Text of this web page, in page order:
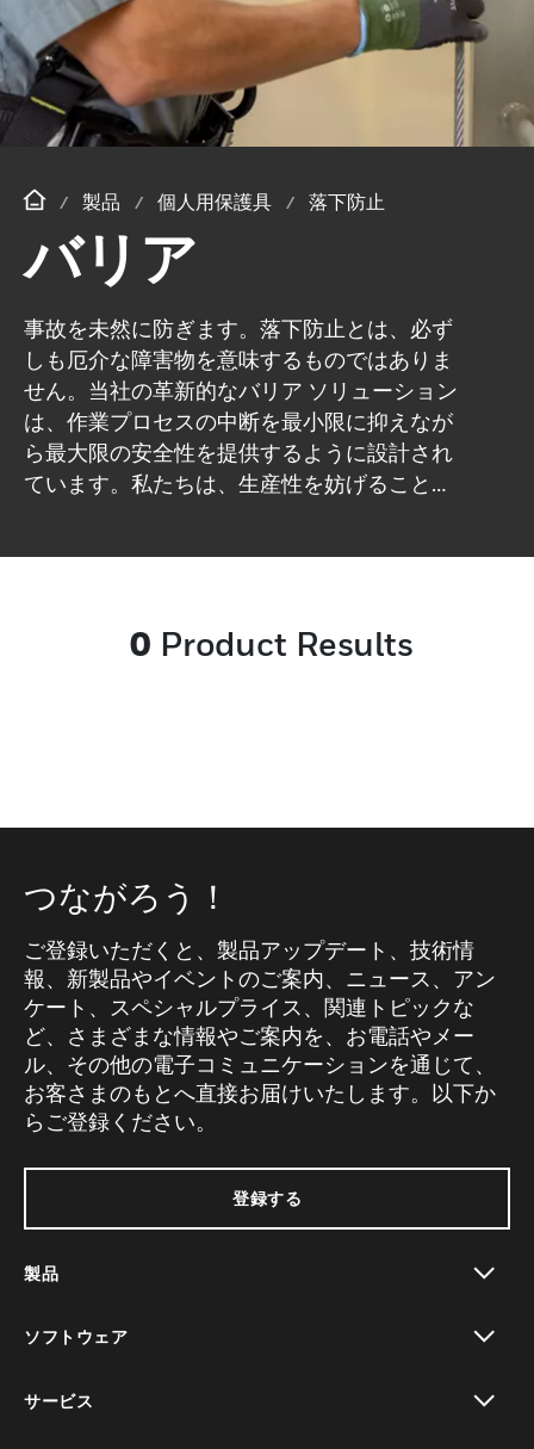
製品 個人用保護具 落下防止
バリア
事故を未然に防ぎます。落下防止とは、必ず
しも厄介な障害物を意味するものではありま
せん。当社の革新的なバリア ソリューション
は、作業プロセスの中断を最小限に抑えなが
ら最大限の安全性を提供するように設計され
ています。私たちは、生産性を妨げることな
エリアへのアクセスを制限し、建設、製造、
0 Product Results
つながろう！
ご登録いただくと、製品アップデート、技術情
報、新製品やイベントのご案内、ニュース、アン
ケート、スペシャルプライス、関連トピックな
ど、さまざまな情報やご案内を、お電話やメー
ル、その他の電子コミュニケーションを通じて、
お客さまのもとへ直接お届けいたします。以下か
らご登録ください。
登録する
製品
ソフトウェア
サービス